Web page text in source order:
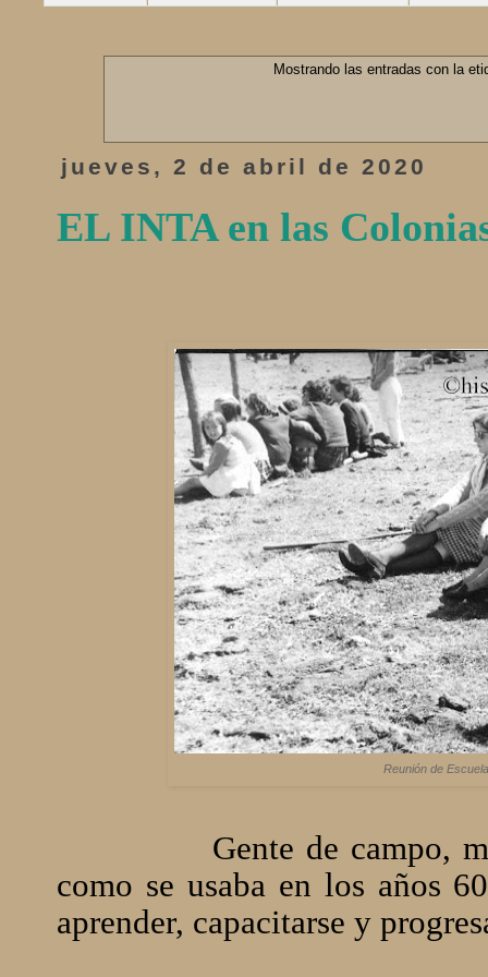
Mostrando las entradas con la
jueves, 2 de abril de 2020
EL INTA en las
Reunión de
Gente de campo,
como se usaba en los años
aprender, capacitarse y